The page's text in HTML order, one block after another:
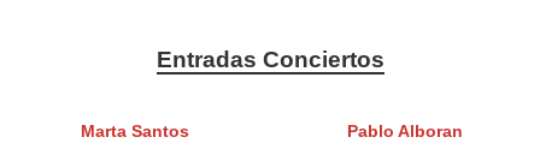
Entradas Conciertos
Marta Santos Pablo Alboran